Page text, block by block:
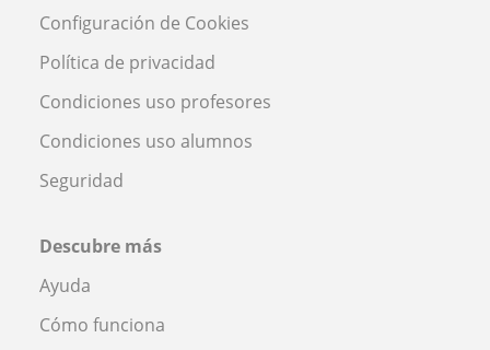
Configuración de Cookies
Política de privacidad
Condiciones uso profesores
Condiciones uso alumnos
Seguridad
Descubre más
Ayuda
Cómo funciona